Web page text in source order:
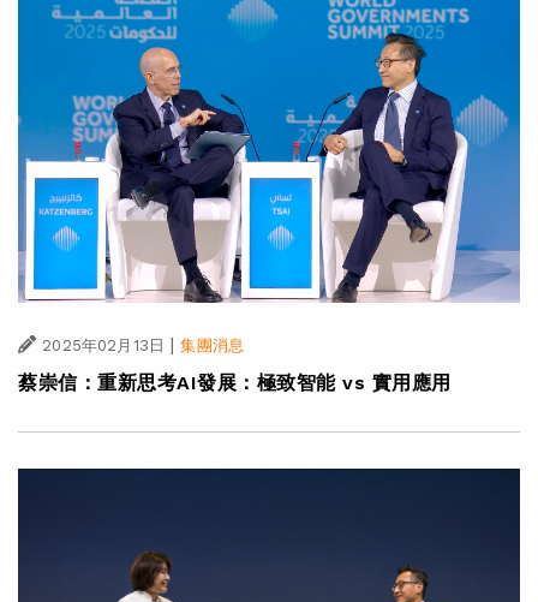
2025年02月13日 | 集團消息
蔡崇信：重新思考AI發展：極致智能 vs 實用應用